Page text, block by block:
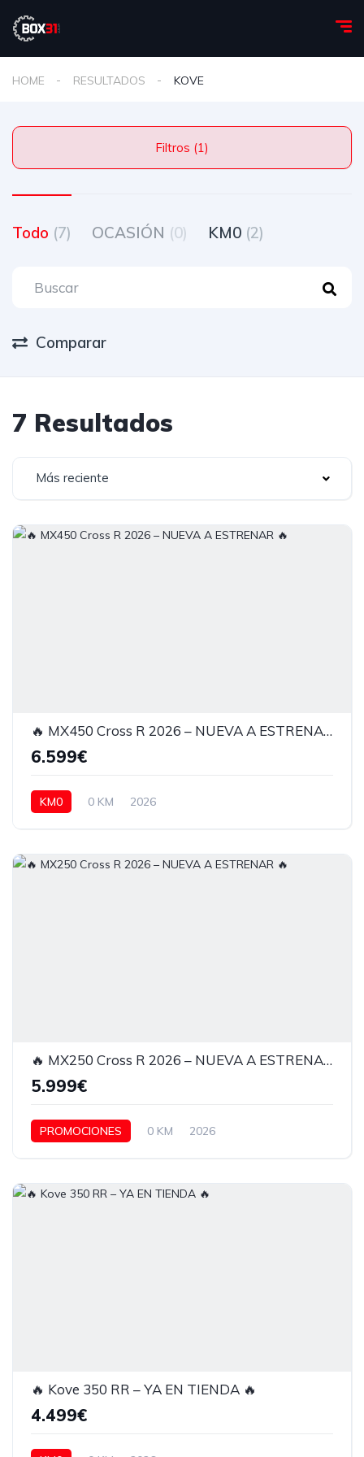
HOME RESULTADOS KOVE
Filtros (1)
Todo (7) OCASIÓN (0) KM0 (2)
Comparar
7 Resultados
Más reciente
🔥 MX450 Cross R 2026 – NUEVA A ESTRENAR 🔥
6.599€
KM0 0 KM 2026
🔥 MX250 Cross R 2026 – NUEVA A ESTRENAR 🔥
5.999€
PROMOCIONES 0 KM 2026
🔥 Kove 350 RR – YA EN TIENDA 🔥
4.499€